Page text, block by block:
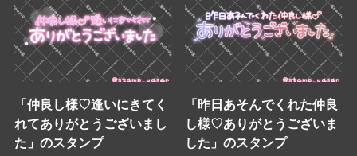
「仲良し様♡逢いにきてく
れてありがとうございまし
た」のスタンプ
「昨日あそんでくれた仲良
し様♡ありがとうございま
した」のスタンプ